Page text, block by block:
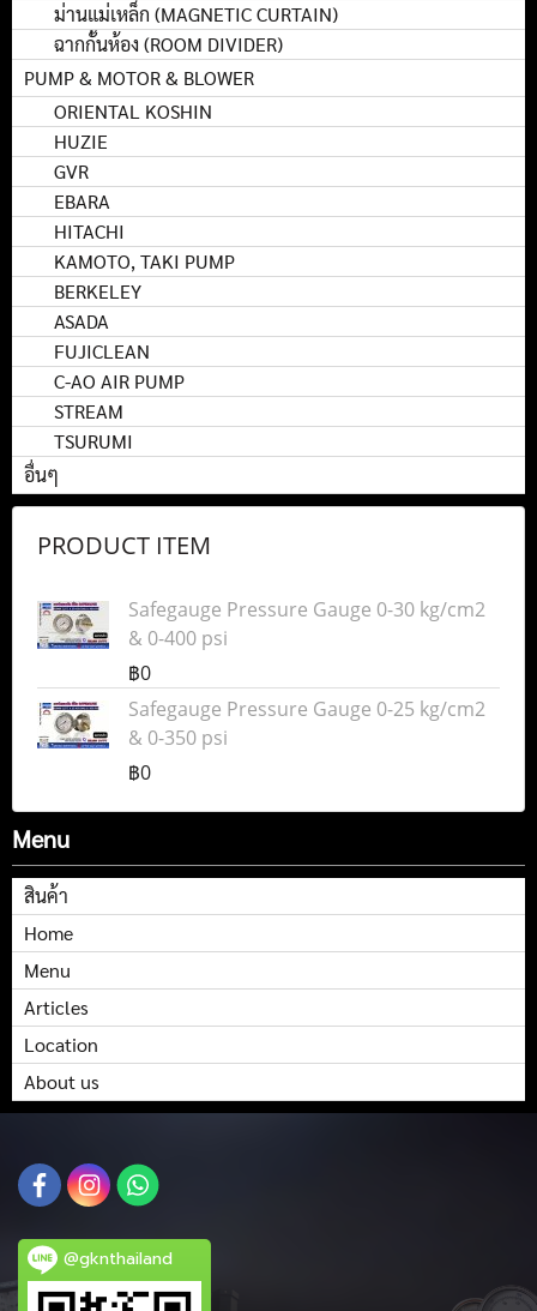
ม่านแม่เหล็ก (MAGNETIC CURTAIN)
ฉากกั้นห้อง (ROOM DIVIDER)
PUMP & MOTOR & BLOWER
ORIENTAL KOSHIN
HUZIE
GVR
EBARA
HITACHI
KAMOTO, TAKI PUMP
BERKELEY
ASADA
FUJICLEAN
C-AO AIR PUMP
STREAM
TSURUMI
อื่นๆ
PRODUCT ITEM
Safegauge Pressure Gauge 0-30 kg/cm2
& 0-400 psi
฿0
Safegauge Pressure Gauge 0-25 kg/cm2
& 0-350 psi
฿0
Menu
สินค้า
Home
Menu
Articles
Location
About us
@gknthailand